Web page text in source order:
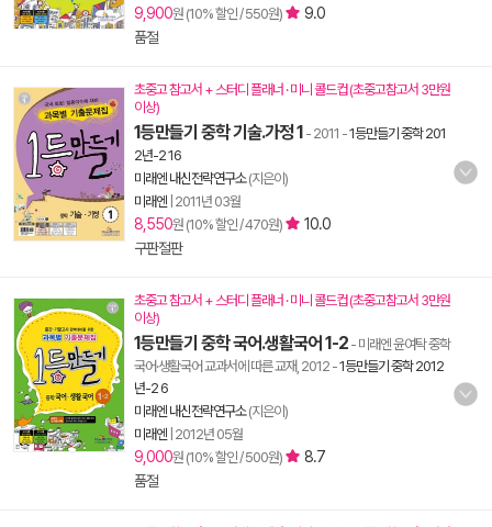
9,900원 (10% 할인 / 550원)
9.0
품절
초중고 참고서 + 스터디 플래너 · 미니 콜드컵 (초중고참고서 3만원
이상)
1등만들기 중학 기술.가정 1 - 2011 -1등만들기 중학 201
2년-2 16
미래엔 내신전략연구소(지은이)
미래엔 2011년 03월
8,550원 (10% 할인 / 470원)
10.0
구판절판
초중고 참고서 + 스터디 플래너 · 미니 콜드컵 (초중고참고서 3만원
이상)
1등만들기 중학 국어.생활국어 1-2 - 미래엔 윤여탁 중학
국어·생활국어 교과서에 따른 교재, 2012 -1등만들기 중학 2012
년-2 6
미래엔 내신전략연구소(지은이)
미래엔 2012년 05월
9,000원 (10% 할인 / 500원)
8.7
품절